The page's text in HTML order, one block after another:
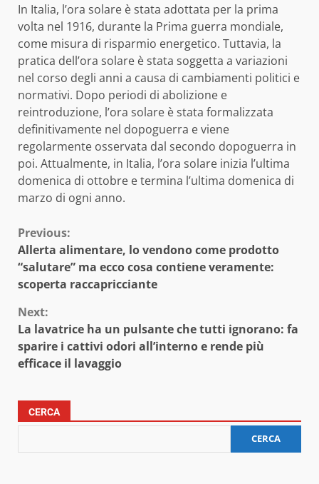
In Italia, l’ora solare è stata adottata per la prima
volta nel 1916, durante la Prima guerra mondiale,
come misura di risparmio energetico. Tuttavia, la
pratica dell’ora solare è stata soggetta a variazioni
nel corso degli anni a causa di cambiamenti politici e
normativi. Dopo periodi di abolizione e
reintroduzione, l’ora solare è stata formalizzata
definitivamente nel dopoguerra e viene
regolarmente osservata dal secondo dopoguerra in
poi. Attualmente, in Italia, l’ora solare inizia l’ultima
domenica di ottobre e termina l’ultima domenica di
marzo di ogni anno.
Continue
Reading
Previous:
Allerta alimentare, lo vendono come prodotto
“salutare” ma ecco cosa contiene veramente:
scoperta raccapricciante
Next:
La lavatrice ha un pulsante che tutti ignorano: fa
sparire i cattivi odori all’interno e rende più
efficace il lavaggio
CERCA
CERCA